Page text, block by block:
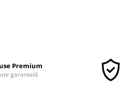
Premium
garantată